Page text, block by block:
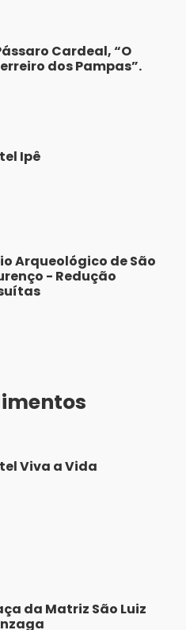
Cardeal, “O
dos Pampas”.
Ipê
Arqueológico de São
- Redução
Viva a Vida
da Matriz São Luiz